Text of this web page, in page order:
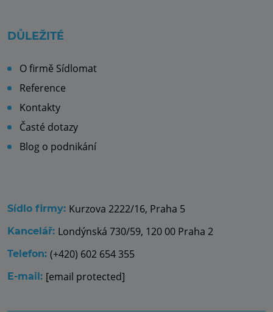
DŮLEŽITÉ
O firmě Sídlomat
Reference
Kontakty
Časté dotazy
Blog o podnikání
Sídlo firmy: Kurzova 2222/16, Praha 5
Kancelář: Londýnská 730/59, 120 00 Praha 2
Telefon: (+420) 602 654 355
E-mail: [email protected]